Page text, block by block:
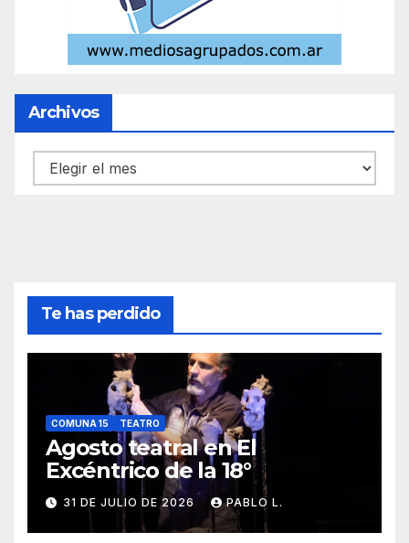
Archivos
Archivos
Te has perdido
COMUNA 15 TEATRO
Agosto teatral en El
Excéntrico de la 18°
31 DE JULIO DE 2026 PABLO L.